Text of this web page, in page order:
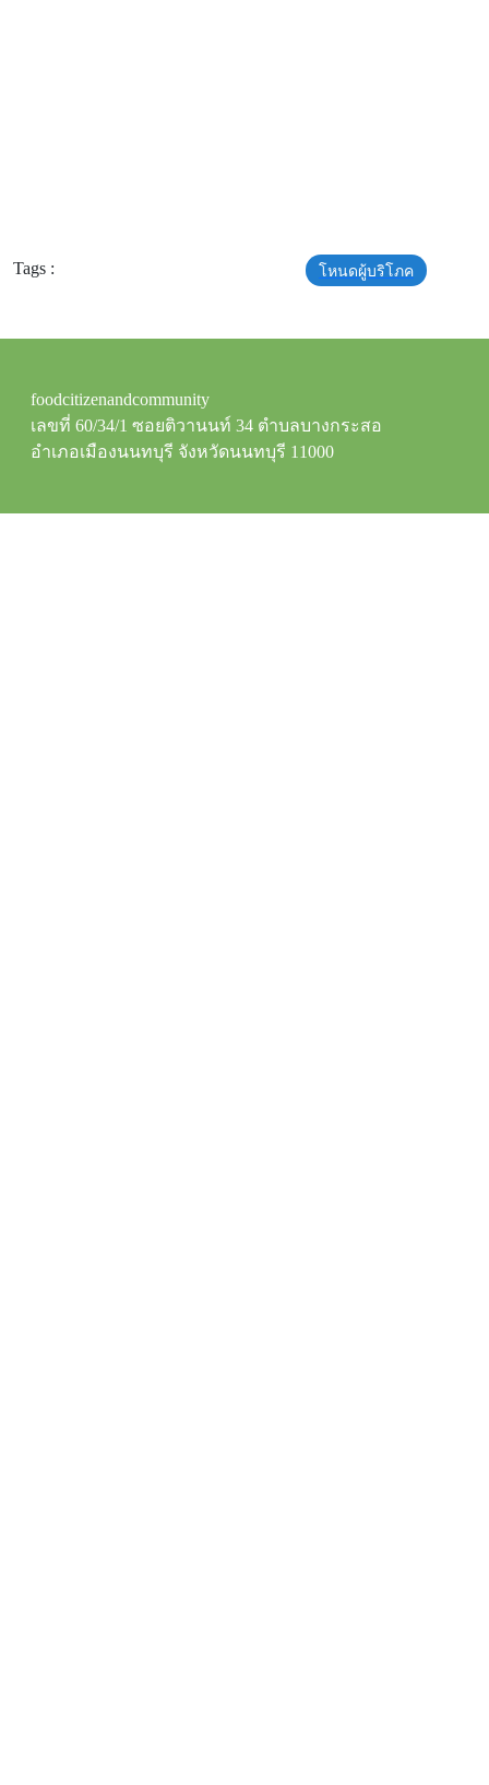
Tags : โหนดผู้บริโภค
foodcitizenandcommunity
เลขที่ 60/34/1 ซอยติวานนท์ 34 ตำบลบางกระสอ
อำเภอเมืองนนทบุรี จังหวัดนนทบุรี 11000